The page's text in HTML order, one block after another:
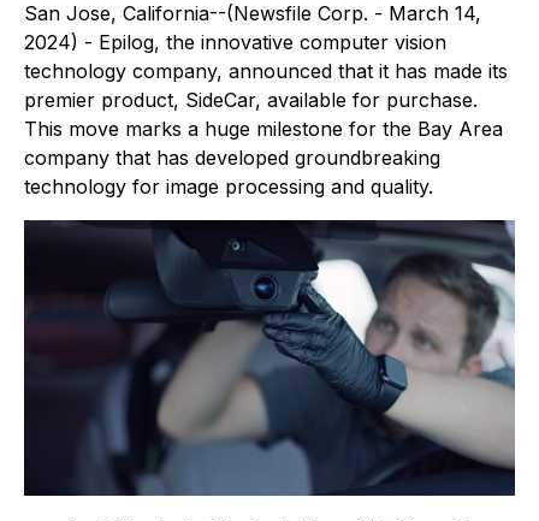
San Jose, California--(Newsfile Corp. - March 14,
2024) - Epilog, the innovative computer vision
technology company, announced that it has made its
premier product, SideCar, available for purchase.
This move marks a huge milestone for the Bay Area
company that has developed groundbreaking
technology for image processing and quality.